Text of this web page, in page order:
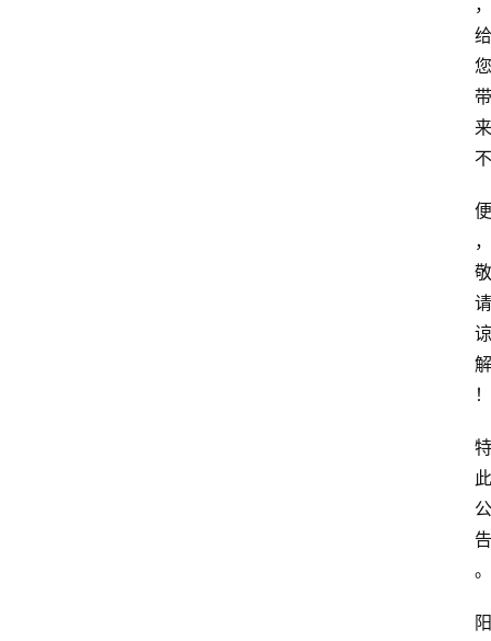
，
给
您
带
来
不
便
，
敬
请
谅
解
！
特
此
公
告
。
阳